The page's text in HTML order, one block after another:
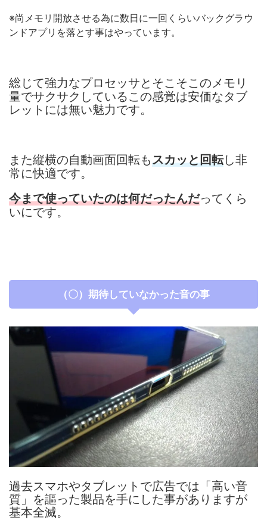
※尚メモリ開放させる為に数日に一回くらいバックグラウ
ンドアプリを落とす事はやっています。
総じて強力なプロセッサとそこそこのメモリ
量でサクサクしているこの感覚は安価なタブ
レットには無い魅力です。
また縦横の自動画面回転もスカッと回転し非
常に快適です。
今まで使っていたのは何だったんだってくら
いにです。
（〇）期待していなかった音の事
過去スマホやタブレットで広告では「高い音
質」を謳った製品を手にした事がありますが
基本全滅。